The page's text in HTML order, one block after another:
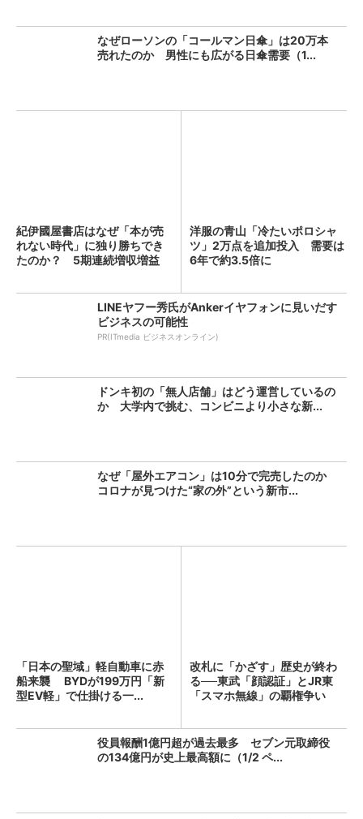
なぜローソンの「コールマン日傘」は20万本
売れたのか 男性にも広がる日傘需要（1...
紀伊國屋書店はなぜ「本が売
れない時代」に独り勝ちでき
たのか？ 5期連続増収増益
洋服の青山「冷たいポロシャ
ツ」2万点を追加投入 需要は
6年で約3.5倍に
LINEヤフー秀氏がAnkerイヤフォンに見いだす
ビジネスの可能性
PR(ITmedia ビジネスオンライン)
ドンキ初の「無人店舗」はどう運営しているの
か 大学内で挑む、コンビニより小さな新...
なぜ「屋外エアコン」は10分で完売したのか
コロナが見つけた“家の外”という新市...
「日本の聖域」軽自動車に赤
船来襲 BYDが199万円「新
型EV軽」で仕掛ける一...
改札に「かざす」歴史が終わ
る──東武「顔認証」とJR東
「スマホ無線」の覇権争い
役員報酬1億円超が過去最多 セブン元取締役
の134億円が史上最高額に（1/2 ペ...